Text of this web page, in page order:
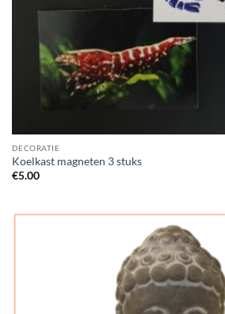
DECORATIE
Koelkast magneten 3 stuks
€5.00